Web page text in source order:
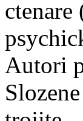
Autori